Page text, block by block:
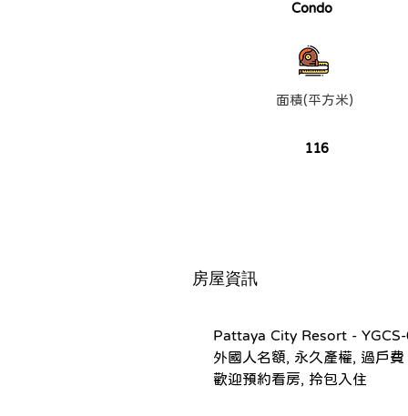
Condo
面積(平方米)
116
房屋資訊
Pattaya City Resort -
外國人名額, 永久產權, 過戶
歡迎預約看房, 拎包入住